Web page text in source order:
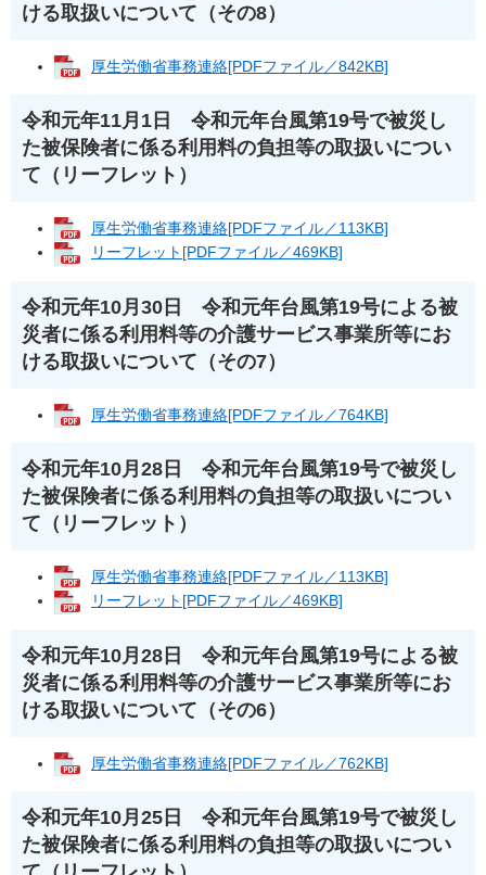
ける取扱いについて（その8）
厚生労働省事務連絡[PDFファイル／842KB]
令和元年11月1日 令和元年台風第19号で被災し
た被保険者に係る利用料の負担等の取扱いについ
て（リーフレット）
厚生労働省事務連絡[PDFファイル／113KB]
リーフレット[PDFファイル／469KB]
令和元年10月30日 令和元年台風第19号による被
災者に係る利用料等の介護サービス事業所等にお
ける取扱いについて（その7）
厚生労働省事務連絡[PDFファイル／764KB]
令和元年10月28日 令和元年台風第19号で被災し
た被保険者に係る利用料の負担等の取扱いについ
て（リーフレット）
厚生労働省事務連絡[PDFファイル／113KB]
リーフレット[PDFファイル／469KB]
令和元年10月28日 令和元年台風第19号による被
災者に係る利用料等の介護サービス事業所等にお
ける取扱いについて（その6）
厚生労働省事務連絡[PDFファイル／762KB]
令和元年10月25日 令和元年台風第19号で被災し
た被保険者に係る利用料の負担等の取扱いについ